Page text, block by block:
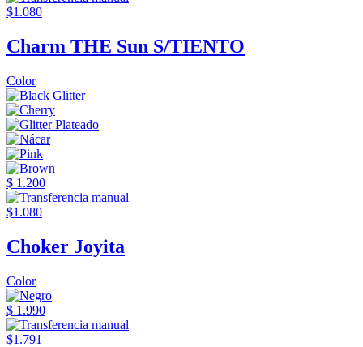
$1.080
Charm THE Sun S/TIENTO
Color
$ 1.200
$1.080
Choker Joyita
Color
$ 1.990
$1.791